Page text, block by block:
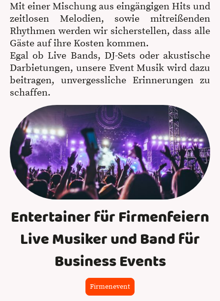
Mit einer Mischung aus eingängigen Hits und
zeitlosen Melodien, sowie mitreißenden
Rhythmen werden wir sicherstellen, dass alle
Gäste auf ihre Kosten kommen.
Egal ob Live Bands, DJ-Sets oder akustische
Darbietungen, unsere Event Musik wird dazu
beitragen, unvergessliche Erinnerungen zu
schaffen.
Entertainer für Firmenfeiern
Live Musiker und Band für
Business Events
Firmenevent